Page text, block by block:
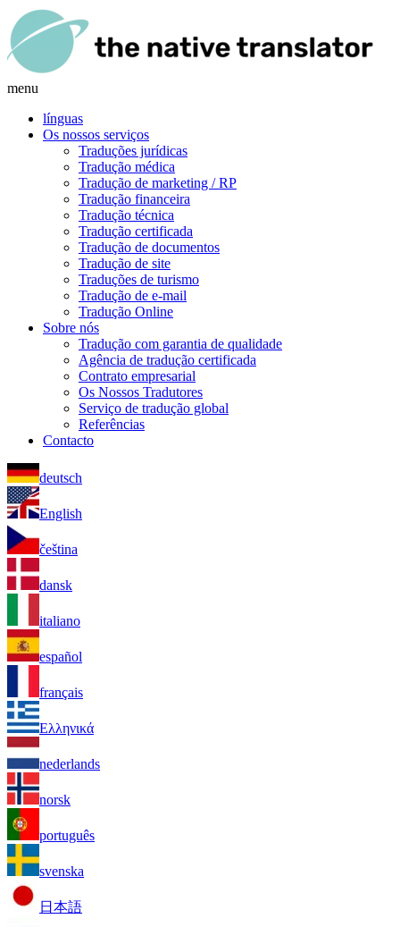
menu
línguas
Os nossos serviços
Traduções jurídicas
Tradução médica
Tradução de marketing / RP
Tradução financeira
Tradução técnica
Tradução certificada
Tradução de documentos
Tradução de site
Traduções de turismo
Tradução de e-mail
Tradução Online
Sobre nós
Tradução com garantia de qualidade
Agência de tradução certificada
Contrato empresarial
Os Nossos Tradutores
Serviço de tradução global
Referências
Contacto
deutsch
English
čeština
dansk
italiano
español
français
Ελληνικά
nederlands
norsk
português
svenska
日本語